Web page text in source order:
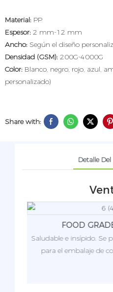
Material: PP
Espesor: 2 mm-12 mm
Ancho: Según el diseño
Densidad (GSM): 200G-4000G
Color: Blanco, negro, rojo, azul,
personalizado)
Share with:
Detalle
FOOD
Saludable e insípido. Se
para el embalaje de